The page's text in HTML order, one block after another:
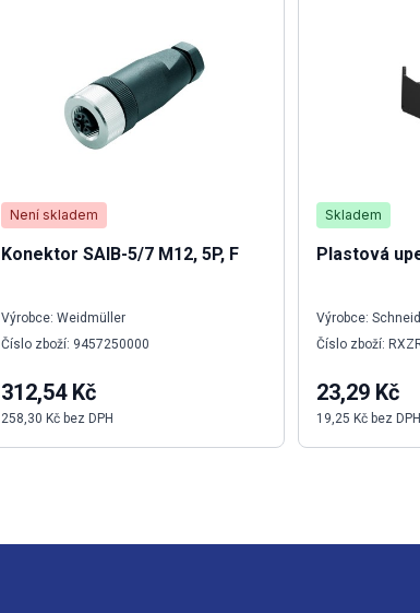
Není skladem
Konektor SAIB-5/7 M12, 5P, F
Výrobce: Weidmüller
Číslo zboží: 9457250000
312,54 Kč
258,30 Kč bez DPH
Skladem
Plastová
Výrobce:
Číslo zboží:
23,29 Kč
19,25 Kč bez DPH